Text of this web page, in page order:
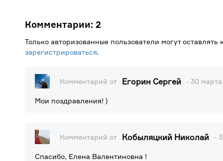
Комментарии: 2
Только авторизованные пользователи могут
зарегистрироваться.
Комментарий от Егорин Сергей - 30 марта
Мои поздравления! )
Комментарий от Кобыляцкий Николай -
Спасибо, Елена Валентиновна !